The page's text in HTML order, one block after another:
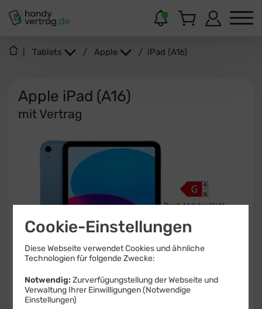
Tablets / Apple / iPad (A16)
Apple iPad (A16)
mit Vertrag
Produktdatenblatt
Produkt- und Sicherheitsinformationen
Cookie-Einstellungen
Diese Webseite verwendet Cookies und ähnliche
Technologien für folgende Zwecke:
Notwendig: Zurverfügungstellung der Webseite und
Verwaltung Ihrer Einwilligungen (Notwendige
Einstellungen)